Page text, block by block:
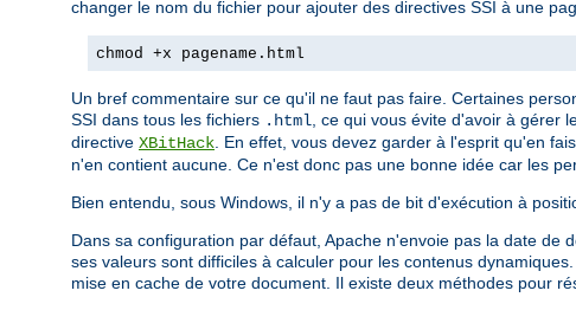
changer le nom du fichier pour ajouter des directives SSI à une
chmod +x pagename.html
Un bref commentaire sur ce qu'il ne faut pas faire. Certaines
SSI dans tous les fichiers .html, ce qui vous évite d'avoir à gérer
directive XBitHack. En effet, vous devez garder à l'esprit qu'en
n'en contient aucune. Ce n'est donc pas une bonne idée car les
Bien entendu, sous Windows, il n'y a pas de bit d'exécution à
Dans sa configuration par défaut, Apache n'envoie pas la date
ses valeurs sont difficiles à calculer pour les contenus
mise en cache de votre document. Il existe deux méthodes pour